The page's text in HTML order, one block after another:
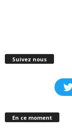
Suivez nous
En ce moment